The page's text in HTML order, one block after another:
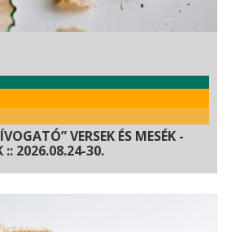
VERSEK ÉS MESÉK -
:: 2026.08.24-30.